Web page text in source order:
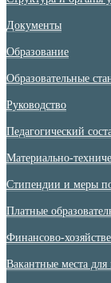
Документы
Образование
Образовательные
Руководство
Педагогический
Материально-
Стипендии и меры
Платные
Финансово-
Вакантные места